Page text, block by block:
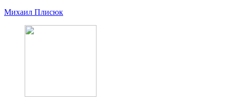
Михаил Плисюк